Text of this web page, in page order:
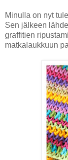
Minulla on nyt
Sen jälkeen
graffitien
matkalaukkuun